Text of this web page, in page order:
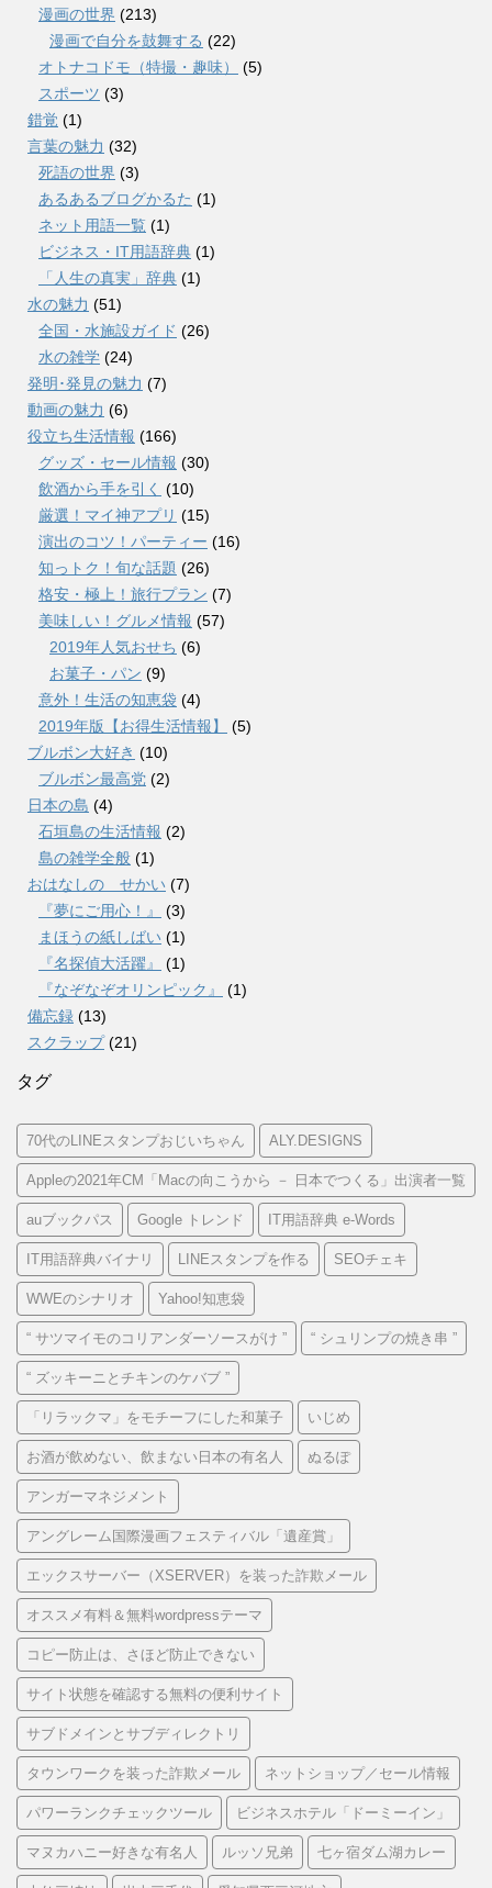
漫画の世界 (213)
漫画で自分を鼓舞する (22)
オトナコドモ（特撮・趣味）
(5)
スポーツ (3)
錯覚 (1)
言葉の魅力 (32)
死語の世界 (3)
あるあるブログかるた (1)
ネット用語一覧 (1)
ビジネス・IT用語辞典 (1)
「人生の真実」辞典 (1)
水の魅力 (51)
全国・水施設ガイド (26)
水の雑学 (24)
発明･発見の魅力 (7)
動画の魅力 (6)
役立ち生活情報 (166)
グッズ・セール情報 (30)
飲酒から手を引く (10)
厳選！マイ神アプリ (15)
演出のコツ！パーティー (16)
知っトク！旬な話題 (26)
格安・極上！旅行プラン (7)
美味しい！グルメ情報 (57)
2019年人気おせち (6)
お菓子・パン (9)
意外！生活の知恵袋 (4)
2019年版【お得生活情報】
(5)
ブルボン大好き (10)
ブルボン最高党 (2)
日本の島 (4)
石垣島の生活情報 (2)
島の雑学全般 (1)
おはなしの せかい (7)
『夢にご用心！』
(3)
まほうの紙しばい (1)
『名探偵大活躍』
(1)
『なぞなぞオリンピック』
(1)
備忘録 (13)
スクラップ(21)
タグ
70代のLINEスタンプおじいちゃん ALY.DESIGNS
Appleの2021年CM「Macの向こうから － 日本でつくる」出演者一覧
auブックパス Google トレンド IT用語辞典 e-Words
IT用語辞典バイナリ LINEスタンプを作る SEOチェキ
WWEのシナリオ Yahoo!知恵袋
“ サツマイモのコリアンダーソースがけ ” “ シュリンプの焼き串 ”
“ ズッキーニとチキンのケバブ ”
「リラックマ」をモチーフにした和菓子 いじめ
お酒が飲めない、飲まない日本の有名人 ぬるぽ
アンガーマネジメント
アングレーム国際漫画フェスティバル「遺産賞」
エックスサーバー（XSERVER）を装った詐欺メール
オススメ有料＆無料wordpressテーマ
コピー防止は、さほど防止できない
サイト状態を確認する無料の便利サイト
サブドメインとサブディレクトリ
タウンワークを装った詐欺メール ネットショップ／セール情報
パワーランクチェックツール ビジネスホテル「ドーミーイン」
マヌカハニー好きな有名人 ルッソ兄弟 七ヶ宿ダム湖カレー